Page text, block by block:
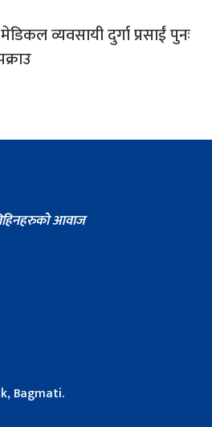
मेडिकल व्यवसायी दुर्गा प्रसाईं पुनः
आवाज
Bagmati.